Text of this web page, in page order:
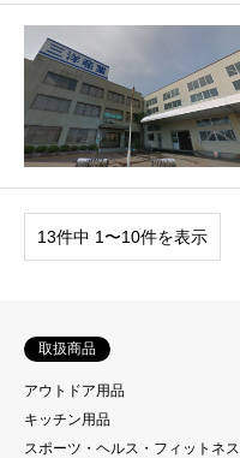
13件中 1〜10件を表示
取扱商品
アウトドア用品
キッチン用品
スポーツ・ヘルス・フィットネス